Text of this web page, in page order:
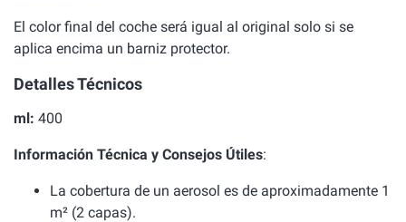
El color final del coche será igual al original solo si se
aplica encima un barniz protector.
Detalles Técnicos
ml: 400
Información Técnica y Consejos Útiles:
La cobertura de un aerosol es de aproximadamente 1
m² (2 capas).